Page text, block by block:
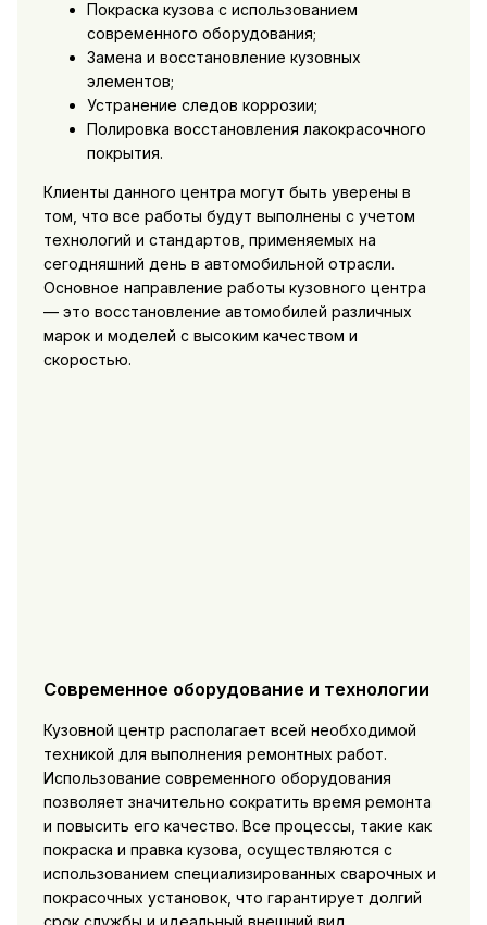
Покраска кузова с использованием
современного оборудования;
Замена и восстановление кузовных
элементов;
Устранение следов коррозии;
Полировка восстановления лакокрасочного
покрытия.
Клиенты данного центра могут быть уверены в
том, что все работы будут выполнены с учетом
технологий и стандартов, применяемых на
сегодняшний день в автомобильной отрасли.
Основное направление работы кузовного центра
— это восстановление автомобилей различных
марок и моделей с высоким качеством и
скоростью.
Современное оборудование и технологии
Кузовной центр располагает всей необходимой
техникой для выполнения ремонтных работ.
Использование современного оборудования
позволяет значительно сократить время ремонта
и повысить его качество. Все процессы, такие как
покраска и правка кузова, осуществляются с
использованием специализированных сварочных и
покрасочных установок, что гарантирует долгий
срок службы и идеальный внешний вид